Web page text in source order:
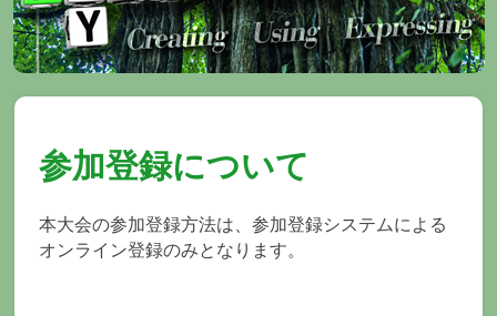
参加登録について
本大会の参加登録方法は、参加登録システムによる
オンライン登録のみとなります。